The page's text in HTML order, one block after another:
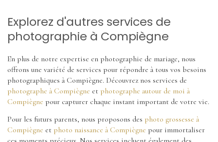
Explorez d'autres services de
photographie à Compiègne
En plus de notre expertise en photographie de mariage, nous
offrons une variété de services pour répondre à tous vos besoins
photographiques à Compiègne. Découvrez nos services de
photographe à Compiègne et photographe autour de moi à
Compiègne pour capturer chaque instant important de votre vie.
Pour les futurs parents, nous proposons des photo grossesse à
Compiègne et photo naissance à Compiègne pour immortaliser